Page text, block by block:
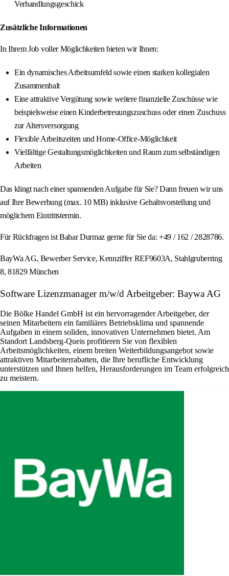
Verhandlungsgeschick
Zusätzliche Informationen
In Ihrem Job voller Möglichkeiten bieten wir Ihnen:
Ein dynamisches Arbeitsumfeld sowie einen starken kollegialen
Zusammenhalt
Eine attraktive Vergütung sowie weitere finanzielle Zuschüsse wie
beispielsweise einen Kinderbetreuungszuschuss oder einen Zuschuss
zur Altersversorgung
Flexible Arbeitszeiten und Home-Office-Möglichkeit
Vielfältige Gestaltungsmöglichkeiten und Raum zum selbständigen
Arbeiten
Das klingt nach einer spannenden Aufgabe für Sie? Dann freuen wir uns
auf Ihre Bewerbung (max. 10 MB) inklusive Gehaltsvorstellung und
möglichem Eintrittstermin.
Für Rückfragen ist Bahar Durmaz gerne für Sie da: +49 / 162 / 2828786.
BayWa AG, Bewerber Service, Kennziffer REF9603A, Stahlgruberring
8, 81829 München
Software Lizenzmanager m/w/d Arbeitgeber: Baywa AG
Die Bölke Handel GmbH ist ein hervorragender Arbeitgeber, der
seinen Mitarbeitern ein familiäres Betriebsklima und spannende
Aufgaben in einem soliden, innovativen Unternehmen bietet. Am
Standort Landsberg-Queis profitieren Sie von flexiblen
Arbeitsmöglichkeiten, einem breiten Weiterbildungsangebot sowie
attraktiven Mitarbeiterrabatten, die Ihre berufliche Entwicklung
unterstützen und Ihnen helfen, Herausforderungen im Team erfolgreich
zu meistern.